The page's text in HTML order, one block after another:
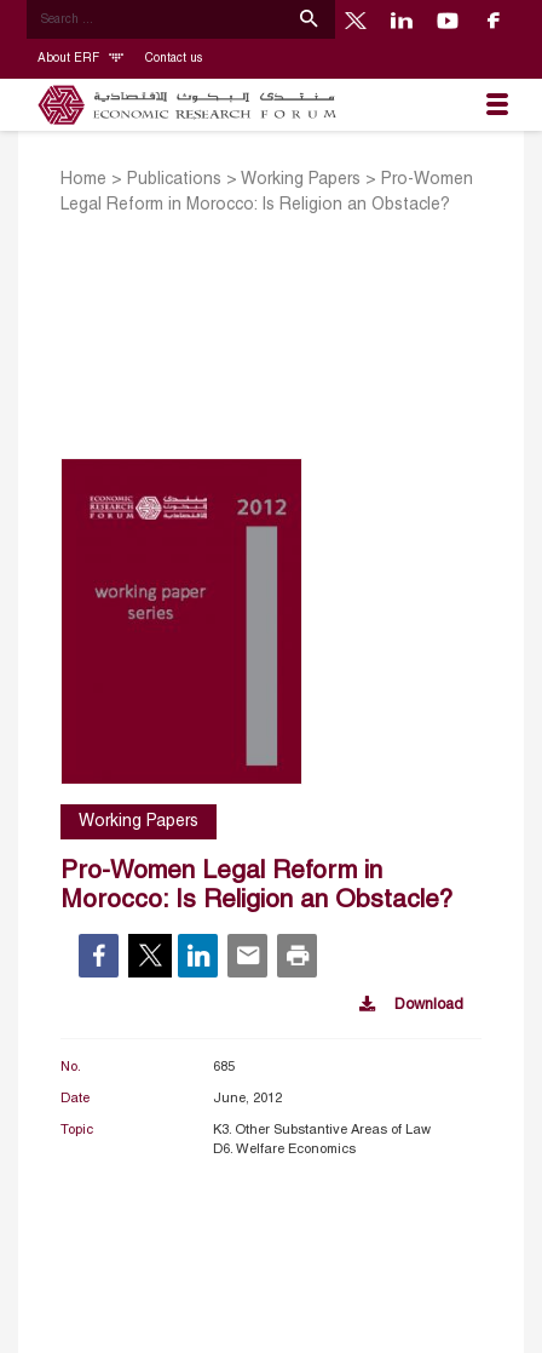
About ERF Contact us
Home > Publications > Working Papers > Pro-Women
Legal Reform in Morocco: Is Religion an Obstacle?
Working Papers
Pro-Women Legal Reform in
Morocco: Is Religion an Obstacle?
Download
No. 685
Date June, 2012
Topic
K3. Other Substantive Areas of Law
D6. Welfare Economics